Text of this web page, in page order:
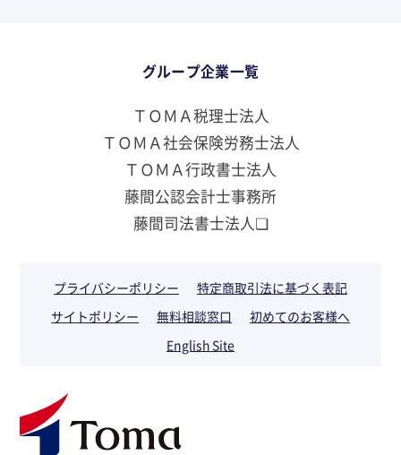
グループ企業一覧
ＴＯＭＡ税理士法人
ＴＯＭＡ社会保険労務士法人
ＴＯＭＡ行政書士法人
藤間公認会計士事務所
藤間司法書士法人❏
プライバシーポリシー
特定商取引法に基づく表記
サイトポリシー
無料相談窓口
初めてのお客様へ
English Site